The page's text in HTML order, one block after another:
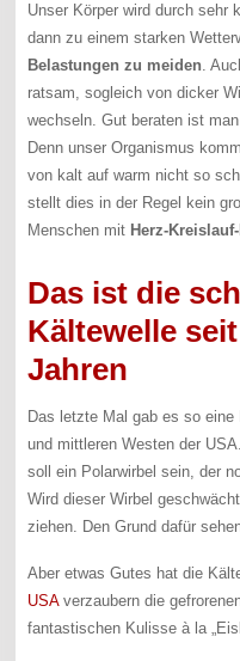
Unser Körper wird durch sehr
dann zu einem starken
Belastungen zu meiden.
ratsam, sogleich von dicker
wechseln. Gut beraten ist
Denn unser Organismus
von kalt auf warm nicht so
stellt dies in der Regel kein
Menschen mit Herz-
Das ist die
Kältewelle
Jahren
Das letzte Mal gab es so
und mittleren Westen der
soll ein Polarwirbel sein, der
Wird dieser Wirbel
ziehen. Den Grund dafür
Aber etwas Gutes hat die
USAverzaubern die
fantastischen Kulisse à la